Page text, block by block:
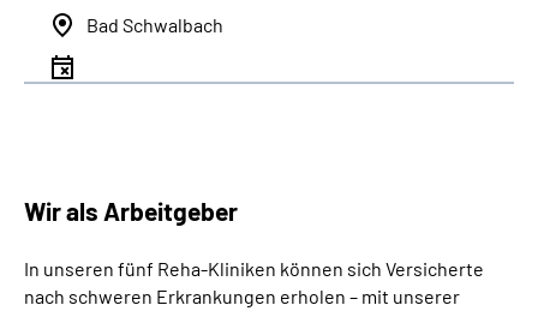
Bad Schwalbach
Wir als Arbeitgeber
In unseren fünf Reha-Kliniken können sich Versicherte
nach schweren Erkrankungen erholen – mit unserer